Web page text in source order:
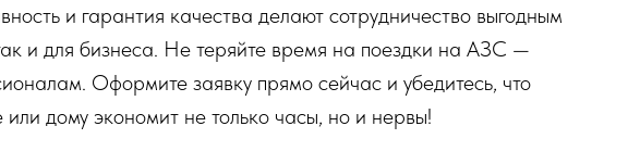
и гарантия качества делают сотрудничество выгодным
и для бизнеса. Не теряйте время на поездки на АЗС —
Оформите заявку прямо сейчас и убедитесь, что
дому экономит не только часы, но и нервы!